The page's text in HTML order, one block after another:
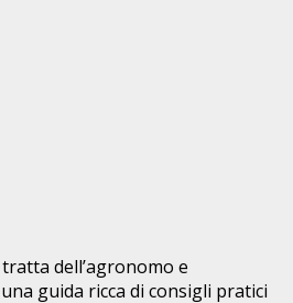
dell’agronomo e
guida ricca di consigli pratici